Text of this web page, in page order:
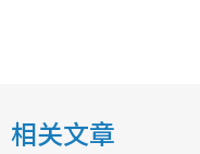
相关文章